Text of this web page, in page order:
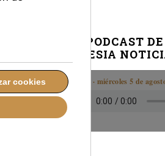
EL PODCAST
IGLESIA
Boletín · miércoles 5 de